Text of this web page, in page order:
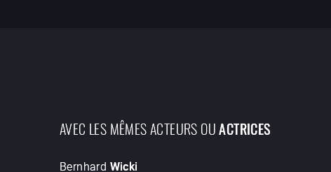
AVEC LES MÊMES ACTEURS OUACTRICES
Bernhard Wicki